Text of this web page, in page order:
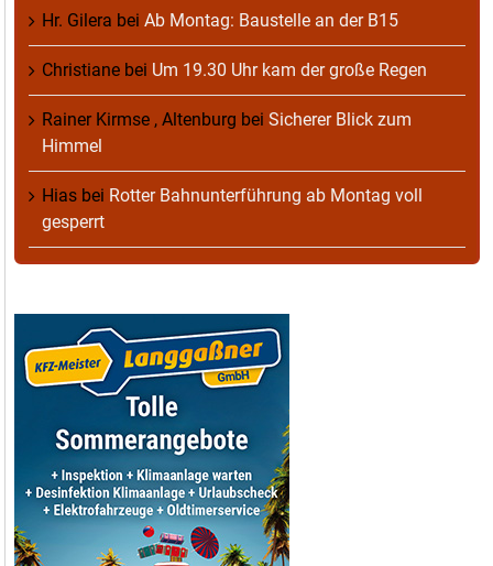
Hr. Gilera bei Ab Montag: Baustelle an der B15
Christiane bei Um 19.30 Uhr kam der große Regen
Rainer Kirmse , Altenburg bei Sicherer Blick zum
Himmel
Hias bei Rotter Bahnunterführung ab Montag voll
gesperrt